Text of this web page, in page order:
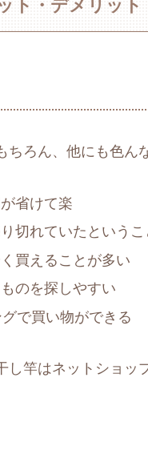
ト・デメリット
ろん、他にも色ん
省けて楽
切れていたというこ
買えることが多い
のを探しやすい
で買い物ができる
し竿はネットショッ